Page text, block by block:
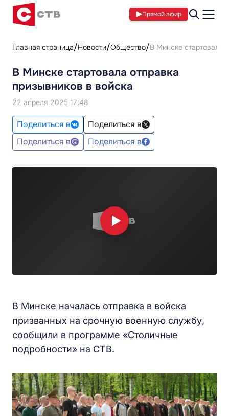
Прямой эфир
Главная страница Новости Общество В Минске стартовала
В Минске стартовала отправка
призывников в войска
22 апреля 2025 17:48
Поделиться в
Поделиться в
Поделиться в
Поделиться в
В Минске началась отправка в войска
призванных на срочную военную службу,
сообщили в программе «Столичные
подробности» на СТВ.